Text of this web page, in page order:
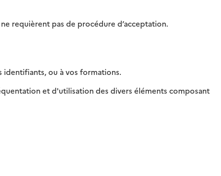
requièrent pas de procédure d’acceptation.
identifiants, ou à vos formations.
et d'utilisation des divers éléments composant